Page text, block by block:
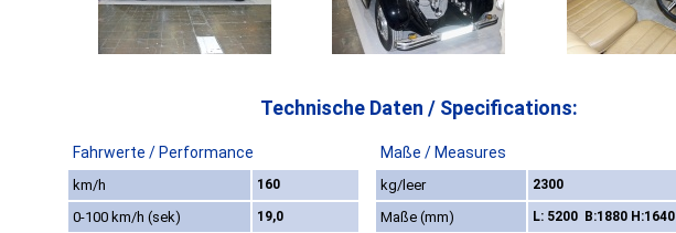
Technische Daten / Specifications:
Fahrwerte / Performance Maße / Measures
km/h 160 kg/leer 2300
0-100 km/h (sek) 19,0 Maße (mm) L: 5200 B:1880 H:1640